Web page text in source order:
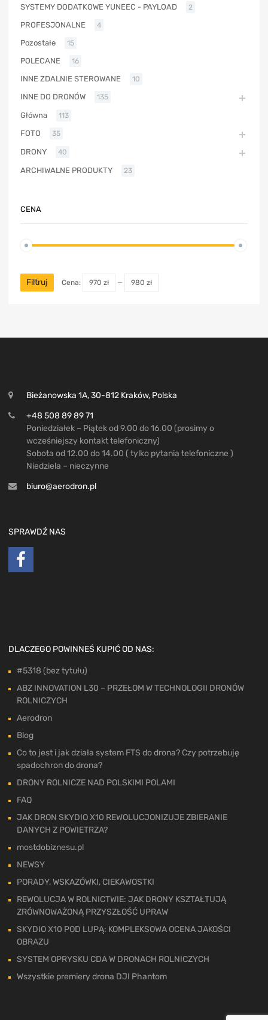
SYSTEMY DODATKOWE YUNEEC - PAYLOAD 2
PROFESJONALNE 4
Pozostałe 15
POLECANE 16
INNE ZDALNIE STEROWANE 10
INNE DO DRONÓW 135
Główna 113
FOTO 35
DRONY 40
ARCHIWALNE PRODUKTY 23
CENA
Filtruj Cena: 970 zł — 980 zł
Bieżanowska 1A, 30-812 Kraków, Polska
+48 508 89 89 71
Poniedziałek – Piątek od 9.00 do 16.00 (prosimy o
wcześniejszy kontakt telefoniczny)
Sobota od 12.00 do 14.00 ( tylko pytania telefoniczne )
Niedziela – nieczynne
biuro@aerodron.pl
SPRAWDŹ NAS
DLACZEGO POWINNEŚ KUPIĆ OD NAS:
#5318 (bez tytułu)
ABZ INNOVATION L30 – PRZEŁOM W TECHNOLOGII DRONÓW
ROLNICZYCH
Aerodron
Blog
Co to jest i jak działa system FTS do drona? Czy potrzebuję
spadochron do drona?
DRONY ROLNICZE NAD POLSKIMI POLAMI
FAQ
JAK DRON SKYDIO X10 REWOLUCJONIZUJE ZBIERANIE
DANYCH Z POWIETRZA?
mostdobiznesu.pl
NEWSY
PORADY, WSKAZÓWKI, CIEKAWOSTKI
REWOLUCJA W ROLNICTWIE: JAK DRONY KSZTAŁTUJĄ
ZRÓWNOWAŻONĄ PRZYSZŁOŚĆ UPRAW
SKYDIO X10 POD LUPĄ: KOMPLEKSOWA OCENA JAKOŚCI
OBRAZU
SYSTEM OPRYSKU CDA W DRONACH ROLNICZYCH
Wszystkie premiery drona DJI Phantom